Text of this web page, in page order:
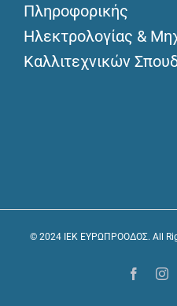
Πληροφορικής
Ηλεκτρολογίας &
Καλλιτεχνικών
© 2024 IEK ΕΥΡΩΠΡΟΟΔΟΣ. All